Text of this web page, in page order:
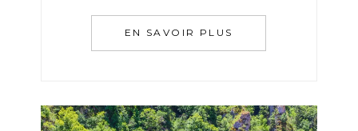
EN SAVOIR PLUS